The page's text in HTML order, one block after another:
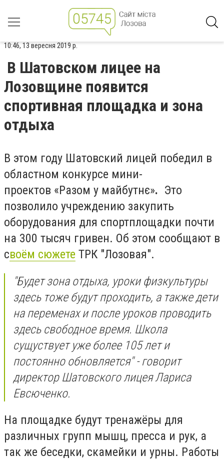
10:46, 13 вересня 2019 р.
В Шатовском лицее на
Лозовщине появится
спортивная площадка и зона
отдыха
В этом году Шатовский лицей победил в
областном конкурсе мини-
проектов «Разом у майбутнє». Это
позволило учреждению закупить
оборудования для спортплощадки почти
на 300 тысяч гривен. Об этом сообщают в
своём сюжете ТРК "Лозовая".
"Будет зона отдыха, уроки физкультуры
здесь тоже будут проходить, а также дети
на переменах и после уроков проводить
здесь свободное время. Школа
сущуствует уже более 105 лет и
постоянно обновляется"- говорит
директор Шатовского лицея Лариса
Евсюченко.
На площадке будут тренажёры для
различных групп мышц, пресса и рук, а
так же беседки, скамейки и урны. Работы